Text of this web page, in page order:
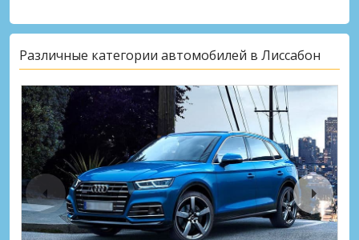
Различные категории автомобилей в Лиссабон